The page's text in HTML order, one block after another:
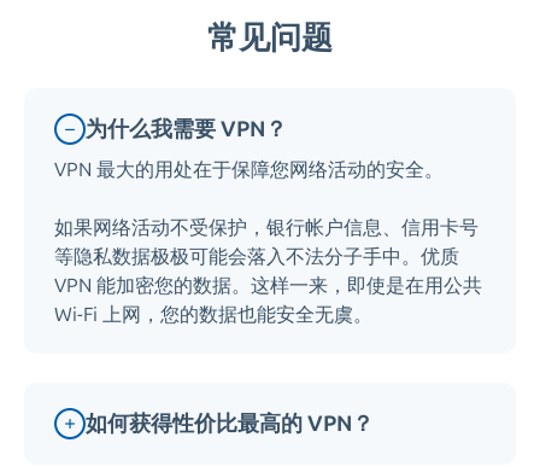
常见问题
为什么我需要 VPN？
VPN 最大的用处在于保障您网络活动的安全。
如果网络活动不受保护，银行帐户信息、信用卡号
等隐私数据极极可能会落入不法分子手中。优质
VPN 能加密您的数据。这样一来，即使是在用公共
Wi-Fi 上网，您的数据也能安全无虞。
如何获得性价比最高的 VPN？